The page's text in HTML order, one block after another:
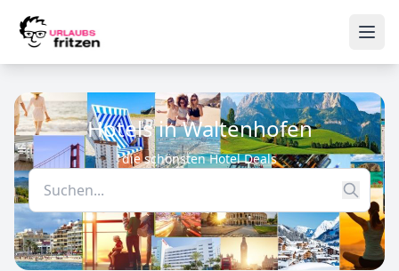
Hotels in Waltenhofen
die schönsten Hotel Deals